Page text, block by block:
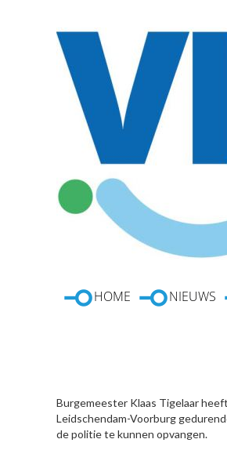
HOME NIEUWS
Burgemeester Klaas Tigelaar
Leidschendam-Voorburg
de politie te kunnen opvangen.